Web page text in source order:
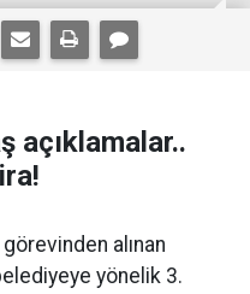
açıklamalar..
alınan
yönelik 3.